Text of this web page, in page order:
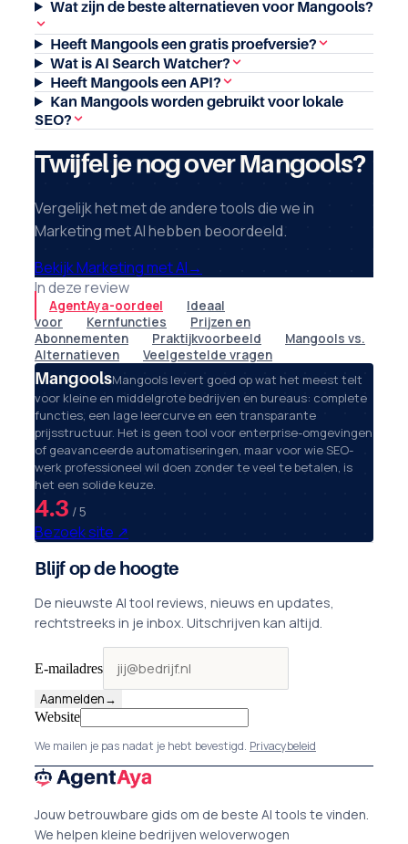
Wat zijn de beste alternatieven voor Mangools?
Heeft Mangools een gratis proefversie?
Wat is AI Search Watcher?
Heeft Mangools een API?
Kan Mangools worden gebruikt voor lokale
SEO?
Twijfel je nog over Mangools?
Vergelijk het met de andere tools die we in
Marketing met AI hebben beoordeeld.
Bekijk Marketing met AI→
In deze review
AgentAya-oordeel
Ideaal
voor
Kernfuncties
Prijzen en
Abonnementen
Praktijkvoorbeeld
Mangools vs.
Alternatieven
Veelgestelde vragen
MangoolsMangools levert goed op wat het meest telt
voor kleine en middelgrote bedrijven en bureaus: complete
functies, een lage leercurve en een transparante
prijsstructuur. Het is geen tool voor enterprise-omgevingen
of geavanceerde automatiseringen, maar voor wie SEO-
werk professioneel wil doen zonder te veel te betalen, is
het een solide keuze.
4.3 / 5
Bezoek site ↗
Blijf op de hoogte
De nieuwste AI tool reviews, nieuws en updates,
rechtstreeks in je inbox. Uitschrijven kan altijd.
E-mailadres
Aanmelden→
Website
We mailen je pas nadat je hebt bevestigd. Privacybeleid
Jouw betrouwbare gids om de beste AI tools te vinden.
We helpen kleine bedrijven weloverwogen